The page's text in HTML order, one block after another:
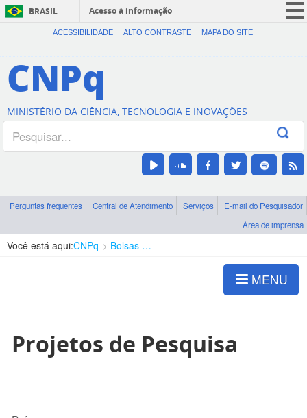
BRASIL
Acesso à informação
CORONAVÍRUS (COVID-19)
Canais
ACESSIBILIDADE ALTO CONTRASTE MAPA DO SITE
CNPq
MINISTÉRIO DA CIÊNCIA, TECNOLOGIA E INOVAÇÕES
Perguntas frequentes Central de Atendimento Serviços
E-mail do Pesquisador
Área de imprensa
Você está aqui:CNPq Bolsas e Auxílios Vigentes
MENU
Projetos de Pesquisa